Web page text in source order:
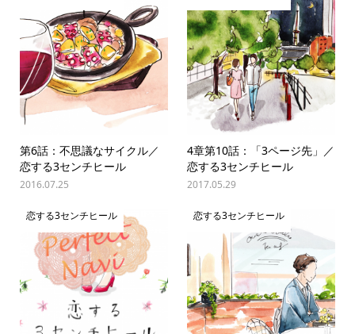
第6話：不思議なサイクル／
恋する3センチヒール
2016.07.25
4章第10話：「3ページ先」／
恋する3センチヒール
2017.05.29
恋する3センチヒール 恋する3センチヒール